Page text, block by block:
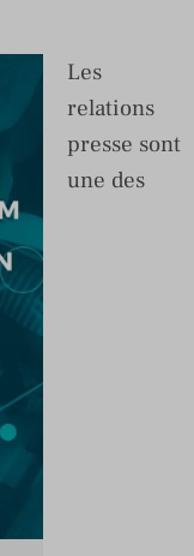
Les
relations
presse sont
une des